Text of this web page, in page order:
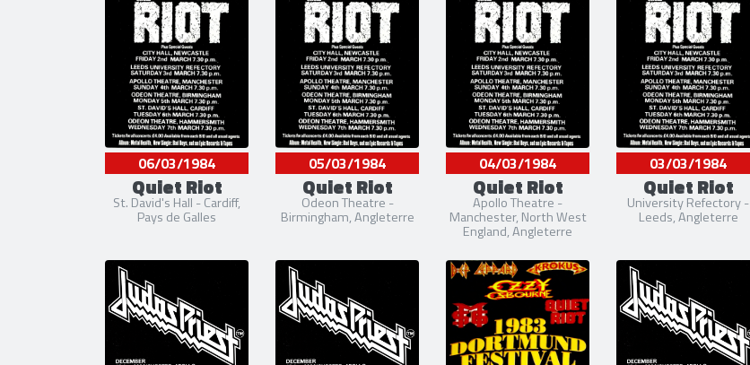
06/03/1984
Quiet Riot
St. David's Hall - Cardiff,
Pays de Galles
05/03/1984
Quiet Riot
Odeon Theatre -
Birmingham, Angleterre
04/03/1984
Quiet Riot
Apollo Theatre -
Manchester, North West
England, Angleterre
03/03/1984
Quiet Riot
University Refectory -
Leeds, Angleterre